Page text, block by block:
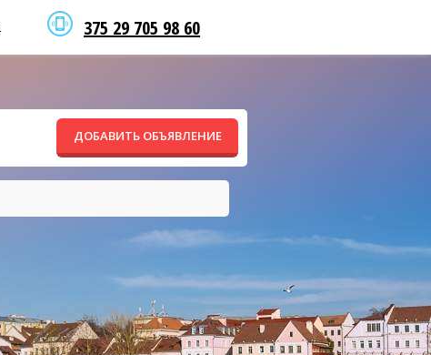
375 29 705 98 60
ДОБАВИТЬ ОБЪЯВЛЕНИЕ